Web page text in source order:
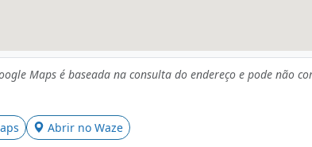
Maps é baseada na consulta do endereço e pode não
Abrir no Waze